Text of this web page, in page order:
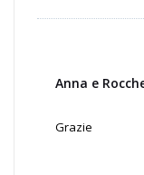
Anna e
Grazie